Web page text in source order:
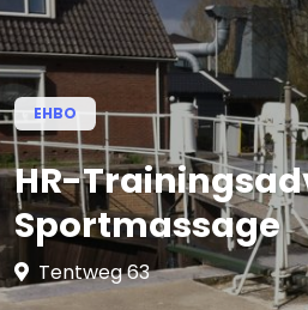
EHBO
HR-
Sportmassage
Tentweg 63